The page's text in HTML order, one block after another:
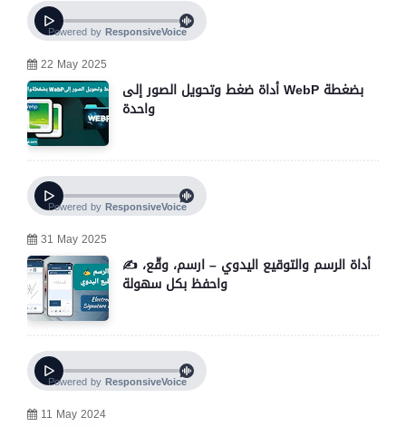
22 May 2025
أداة ضغط وتحويل الصور إلى WebP بضغطة
واحدة
31 May 2025
✍️ أداة الرسم والتوقيع اليدوي – ارسم، وقّع،
واحفظ بكل سهولة
11 May 2024